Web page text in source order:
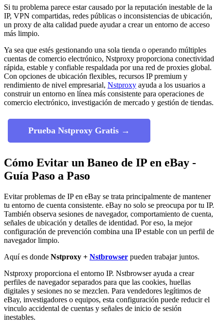
Si tu problema parece estar causado por la reputación inestable de la
IP, VPN compartidas, redes públicas o inconsistencias de ubicación,
un proxy de alta calidad puede ayudar a crear un entorno de acceso
más limpio.
Ya sea que estés gestionando una sola tienda o operando múltiples
cuentas de comercio electrónico, Nstproxy proporciona conectividad
rápida, estable y confiable respaldada por una red de proxies global.
Con opciones de ubicación flexibles, recursos IP premium y
rendimiento de nivel empresarial, Nstproxy ayuda a los usuarios a
construir un entorno en línea más consistente para operaciones de
comercio electrónico, investigación de mercado y gestión de tiendas.
Prueba Nstproxy Gratis →
Cómo Evitar un Baneo de IP en eBay -
Guía Paso a Paso
Evitar problemas de IP en eBay se trata principalmente de mantener
tu entorno de cuenta consistente. eBay no solo se preocupa por tu IP.
También observa sesiones de navegador, comportamiento de cuenta,
señales de ubicación y detalles de identidad. Por eso, la mejor
configuración de prevención combina una IP estable con un perfil de
navegador limpio.
Aquí es donde Nstproxy + Nstbrowser pueden trabajar juntos.
Nstproxy proporciona el entorno IP. Nstbrowser ayuda a crear
perfiles de navegador separados para que las cookies, huellas
digitales y sesiones no se mezclen. Para vendedores legítimos de
eBay, investigadores o equipos, esta configuración puede reducir el
vinculo accidental de cuentas y señales de inicio de sesión
inestables.